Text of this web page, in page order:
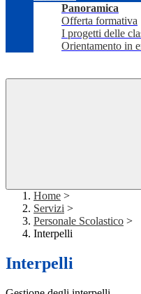
Panoramica
Offerta formativa
I progetti delle
Orientamento in
Home >
Servizi >
Personale Scolastico >
Interpelli
Interpelli